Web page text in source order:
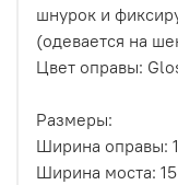
шнурок и
(одевается на
Цвет оправы:
Размеры:
Ширина оправы:
Ширина моста: